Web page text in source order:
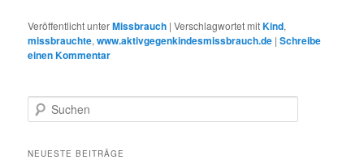
Veröffentlicht unterMissbrauch |Verschlagwortet mitKind,
missbrauchte,www.aktivgegenkindesmissbrauch.de |Schreibe
einen Kommentar
u
h
NEUESTE BEITRÄGE